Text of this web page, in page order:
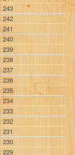
243
242
240
239
238
237
236
235
234
233
232
230
229